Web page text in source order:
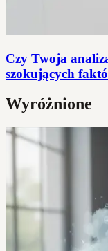
Czy Twoja
szokujących
Wyróżnione